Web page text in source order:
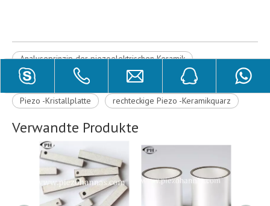
Analyseprinzip der piezoelektrischen Keramik
Prinzip der piezoelektrischen Keramik
Piezo -Kristallplatte
rechteckige Piezo -Keramikquarz
Verwandte Produkte